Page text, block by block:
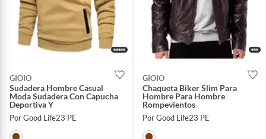
GIOIO
Sudadera Hombre Casual
Moda Sudadera Con Capucha
Deportiva Y
Por Good Life23 PE
GIOIO
Chaqueta Biker Slim Para
Hombre Para Hombre
Rompevientos
Por Good Life23 PE